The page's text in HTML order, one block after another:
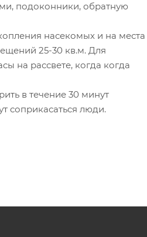
подоконники, обратную
насекомых и на места
25-30 кв.м. Для
на рассвете, когда когда
в течение 30 минут
соприкасаться люди.